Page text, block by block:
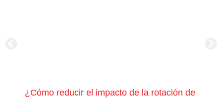
¿Cómo reducir el impacto de la rotación de